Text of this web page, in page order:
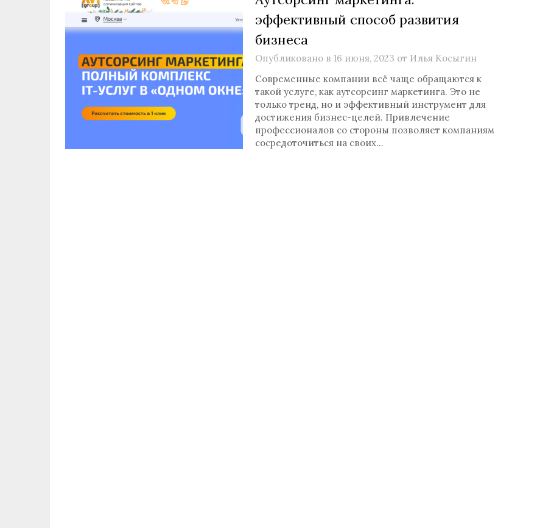
эффективный способ развития
бизнеса
Опубликовано в 16 июня, 2023 от Илья Косыгин
Современные компании всё чаще обращаются к
такой услуге, как аутсорсинг маркетинга. Это не
только тренд, но и эффективный инструмент для
достижения бизнес-целей. Привлечение
профессионалов со стороны позволяет компаниям
сосредоточиться на своих…